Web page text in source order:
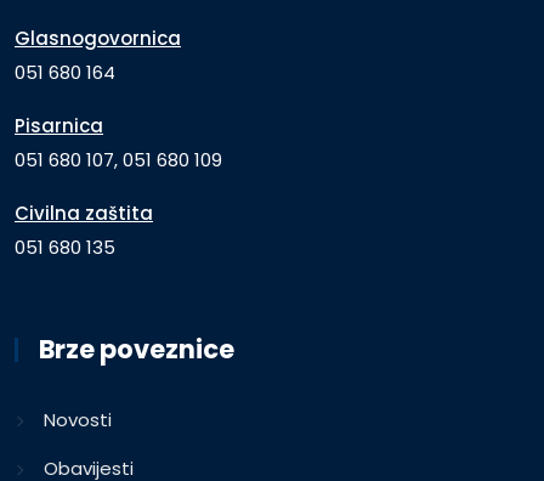
Glasnogovornica
051 680 164
Pisarnica
051 680 107, 051 680 109
Civilna zaštita
051 680 135
Brze poveznice
Novosti
Obavijesti